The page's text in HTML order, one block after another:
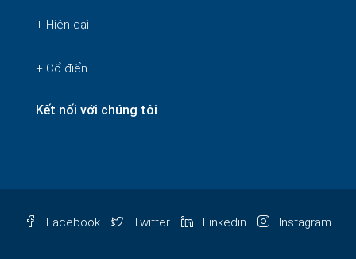
+ Hiện đại
+ Cổ điển
Kết nối với chúng tôi
Facebook Twitter Linkedin Instagram